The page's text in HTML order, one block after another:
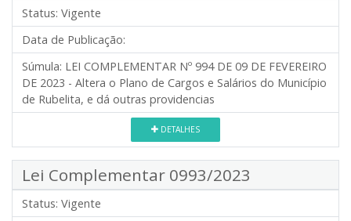
Status: Vigente
Data de Publicação:
Súmula: LEI COMPLEMENTAR Nº 994 DE 09 DE FEVEREIRO
DE 2023 - Altera o Plano de Cargos e Salários do Município
de Rubelita, e dá outras providencias
DETALHES
Lei Complementar 0993/2023
Status: Vigente